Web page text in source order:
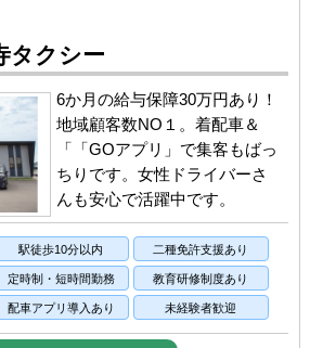
タクシー
6か月の給与保障30万円あり！
地域顧客数NO１。着配車＆
「「GOアプリ」で集客もばっ
ちりです。女性ドライバーさ
んも安心で活躍中です。
駅徒歩10分以内 二種免許支援あり
定時制・短時間勤務 教育研修制度あり
配車アプリ導入あり 未経験者歓迎